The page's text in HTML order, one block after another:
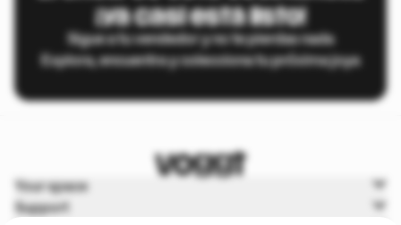
¡ya casi está listo!
Sigue a tu vendedor y no te pierdas nada
Explora, encuentra y colecciona tu próxima joya
Your space
Support